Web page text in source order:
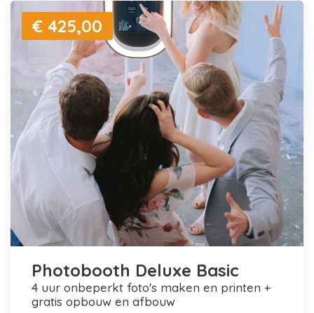
€ 425,00
Photobooth Deluxe Basic
4 uur onbeperkt foto's maken en printen +
gratis opbouw en afbouw